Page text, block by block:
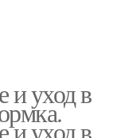
и уход в